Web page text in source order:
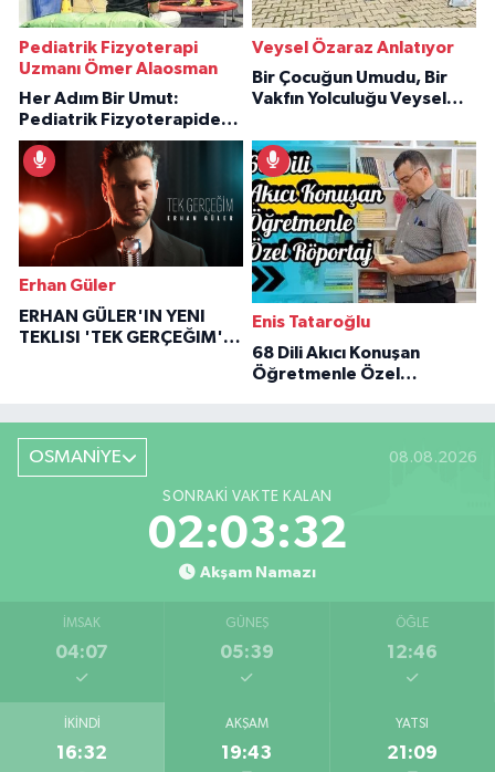
Pediatrik Fizyoterapi
Uzmanı Ömer Alaosman
Her Adım Bir Umut:
Pediatrik Fizyoterapiden
İlham Veren Hikâyeler
Veysel Özaraz Anlatıyor
Bir Çocuğun Umudu, Bir
Vakfın Yolculuğu Veysel
Erhan Güler
ERHAN GÜLER'IN YENI
TEKLISI 'TEK GERÇEĞIM'LE
Enis Tataroğlu
68 Dili Akıcı Konuşan
Öğretmenle Özel
OSMANİYE 08.08.2026
SONRAKI VAKTE KALAN
02:03:31
Akşam Namazı
İMSAK
04:07
GÜNEŞ
05:39
ÖĞLE
12:46
İKINDI
16:32
AKŞAM
19:43
YATSI
21:09